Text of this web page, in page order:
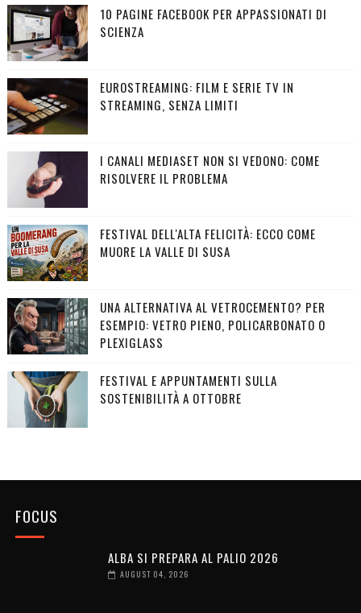
10 PAGINE FACEBOOK PER APPASSIONATI DI
SCIENZA
EUROSTREAMING: FILM E SERIE TV IN
STREAMING, SENZA LIMITI
I CANALI MEDIASET NON SI VEDONO: COME
RISOLVERE IL PROBLEMA
FESTIVAL DELL'ALTA FELICITÀ: ECCO COME
MUORE LA VALLE DI SUSA
UNA ALTERNATIVA AL VETROCEMENTO? PER
ESEMPIO: VETRO PIENO, POLICARBONATO O
PLEXIGLASS
FESTIVAL E APPUNTAMENTI SULLA
SOSTENIBILITÀ A OTTOBRE
FOCUS
ALBA SI PREPARA AL PALIO 2026
AUGUST 04, 2026